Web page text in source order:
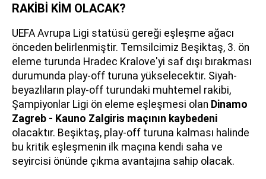
RAKİBİ KİM OLACAK?
UEFA Avrupa Ligi statüsü gereği eşleşme ağacı
önceden belirlenmiştir. Temsilcimiz Beşiktaş, 3. ön
eleme turunda Hradec Kralove'yi saf dışı bırakması
durumunda play-off turuna yükselecektir. Siyah-
beyazlıların play-off turundaki muhtemel rakibi,
Şampiyonlar Ligi ön eleme eşleşmesi olan Dinamo
Zagreb - Kauno Zalgiris maçının kaybedeni
olacaktır. Beşiktaş, play-off turuna kalması halinde
bu kritik eşleşmenin ilk maçına kendi saha ve
seyircisi önünde çıkma avantajına sahip olacak.